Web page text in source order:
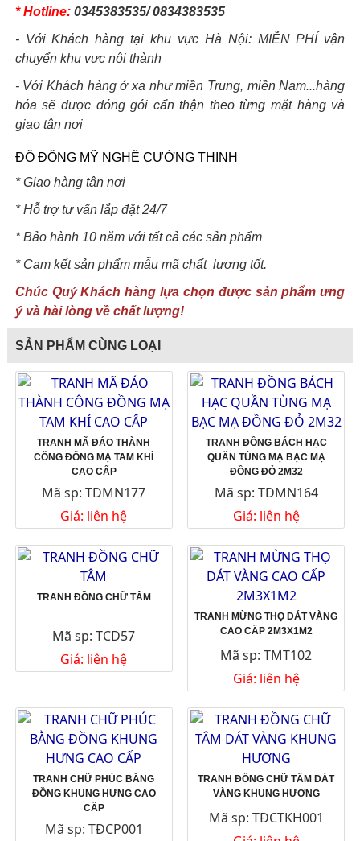
* Hotline: 0345383535/ 0834383535
- Với Khách hàng tại khu vực Hà Nội: MIỄN PHÍ vận
chuyển khu vực nội thành
- Với Khách hàng ở xa như miền Trung, miền Nam...hàng
hóa sẽ được đóng gói cẩn thận theo từng mặt hàng và
giao tận nơi
ĐỒ ĐỒNG MỸ NGHỆ CƯỜNG THỊNH
* Giao hàng tận nơi
* Hỗ trợ tư vấn lắp đặt 24/7
* Bảo hành 10 năm với tất cả các sản phẩm
* Cam kết sản phẩm mẫu mã chất lượng tốt.
Chúc Quý Khách hàng lựa chọn được sản phẩm ưng
ý và hài lòng về chất lượng!
SẢN PHẨM CÙNG LOẠI
TRANH MÃ ĐÁO THÀNH
CÔNG ĐỒNG MẠ TAM KHÍ
CAO CẤP
Mã sp: TDMN177
Giá: liên hệ
TRANH ĐỒNG BÁCH HẠC
QUẦN TÙNG MẠ BẠC MẠ
ĐỒNG ĐỎ 2M32
Mã sp: TDMN164
Giá: liên hệ
TRANH ĐỒNG CHỮ TÂM
Mã sp: TCD57
Giá: liên hệ
TRANH MỪNG THỌ DÁT VÀNG
CAO CẤP 2M3X1M2
Mã sp: TMT102
Giá: liên hệ
TRANH CHỮ PHÚC BẰNG
ĐỒNG KHUNG HƯNG CAO
CẤP
Mã sp: TĐCP001
TRANH ĐỒNG CHỮ TÂM DÁT
VÀNG KHUNG HƯƠNG
Mã sp: TĐCTKH001